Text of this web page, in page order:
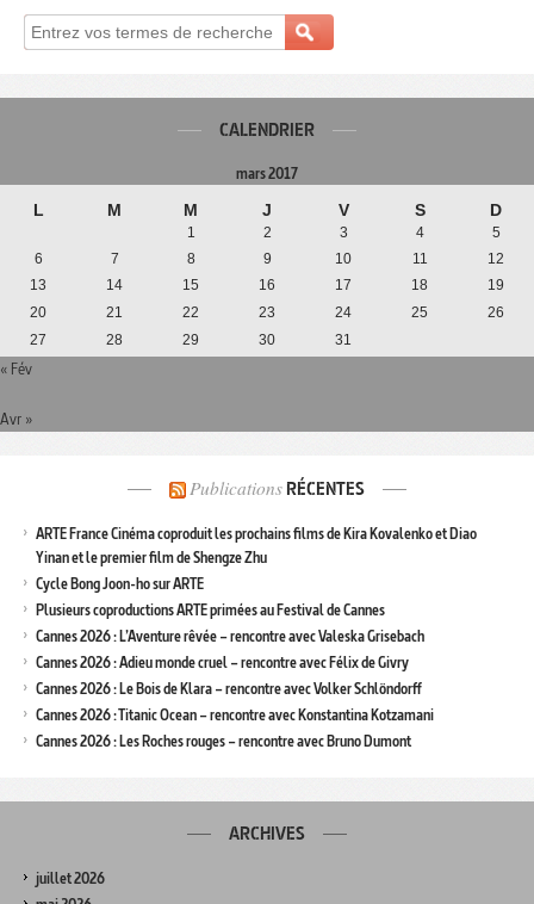
CALENDRIER
mars 2017
L M M J V S D
1 2 3 4
5
6
7 8 9 10 11
12
13
14 15 16 17 18
19
20
21 22 23 24 25
26
27
28 29 30 31
« Fév
Avr »
Publications RÉCENTES
ARTE France Cinéma coproduit les prochains films de Kira Kovalenko et Diao
Yinan et le premier film de Shengze Zhu
Cycle Bong Joon-ho sur ARTE
Plusieurs coproductions ARTE primées au Festival de Cannes
Cannes 2026 : L’Aventure rêvée – rencontre avec Valeska Grisebach
Cannes 2026 : Adieu monde cruel – rencontre avec Félix de Givry
Cannes 2026 : Le Bois de Klara – rencontre avec Volker Schlöndorff
Cannes 2026 : Titanic Ocean – rencontre avec Konstantina Kotzamani
Cannes 2026 : Les Roches rouges – rencontre avec Bruno Dumont
ARCHIVES
juillet 2026